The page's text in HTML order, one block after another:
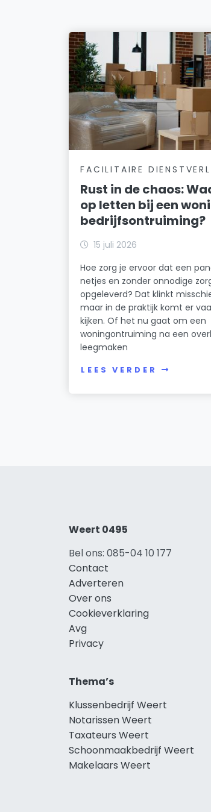
FACILITAIRE
Rust in de chaos:
op letten bij een
bedrijfsontruiming?
15 juli 2026
Hoe zorg je ervoor dat een
netjes en zonder onnodige
opgeleverd? Dat klinkt
maar in de praktijk komt er
kijken. Of het nu gaat om een
woningontruiming na een
leegmaken
LEES VERDER
Weert 0495
Bel ons: 085-04 10 177
Contact
Adverteren
Over ons
Cookieverklaring
Avg
Privacy
Thema’s
Klussenbedrijf Weert
Notarissen Weert
Taxateurs Weert
Schoonmaakbedrijf Weert
Makelaars Weert